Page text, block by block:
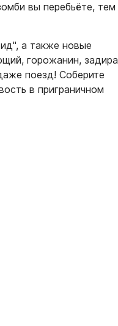
вы перебьёте, тем
а также новые
горожанин, задира
поезд! Соберите
в приграничном